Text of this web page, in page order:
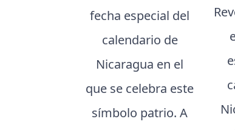
fecha especial del
calendario de
Nicaragua en el
que se celebra este
símbolo patrio. A